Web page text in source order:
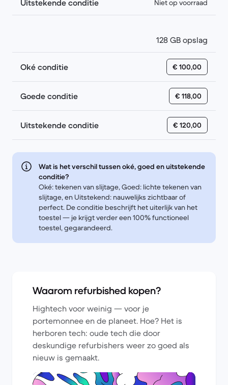
Uitstekende conditie Niet op voorraad
128 GB opslag
Oké conditie € 100,00
Goede conditie € 118,00
Uitstekende conditie € 120,00
Wat is het verschil tussen oké, goed en uitstekende
conditie?
Oké: tekenen van slijtage, Goed: lichte tekenen van
slijtage, en Uitstekend: nauwelijks zichtbaar of
perfect. De conditie beschrijft het uiterlijk van het
toestel — je krijgt verder een 100% functioneel
toestel, gegarandeerd.
Waarom refurbished kopen?
Hightech voor weinig — voor je
portemonnee en de planeet. Hoe? Het is
herboren tech: oude tech die door
deskundige refurbishers weer zo goed als
nieuw is gemaakt.